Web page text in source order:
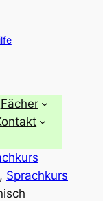
Fächer
, Sprachkurs